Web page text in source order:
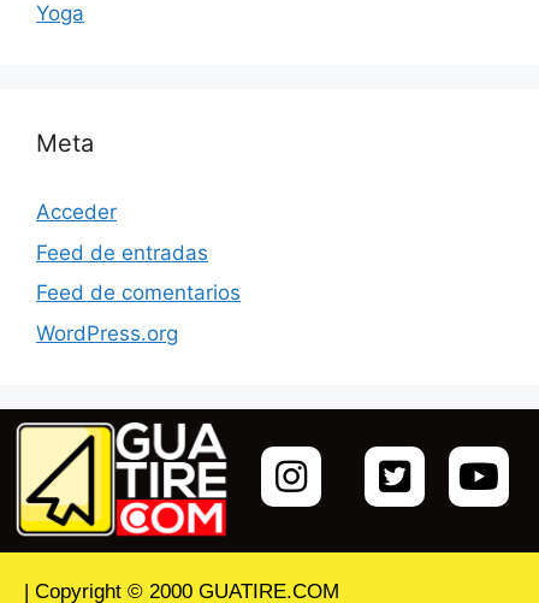
Yoga
Meta
Acceder
Feed de entradas
Feed de comentarios
WordPress.org
| Copyright © 2000 GUATIRE.COM